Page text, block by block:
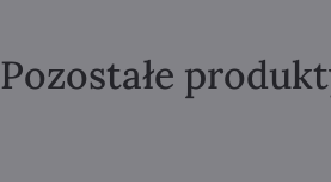
Pozostałe